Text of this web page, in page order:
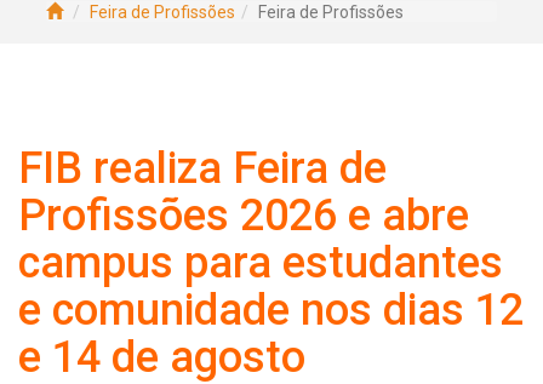
Feira de Profissões Feira de Profissões
FIB realiza Feira de
Profissões 2026 e abre
campus para estudantes
e comunidade nos dias 12
e 14 de agosto